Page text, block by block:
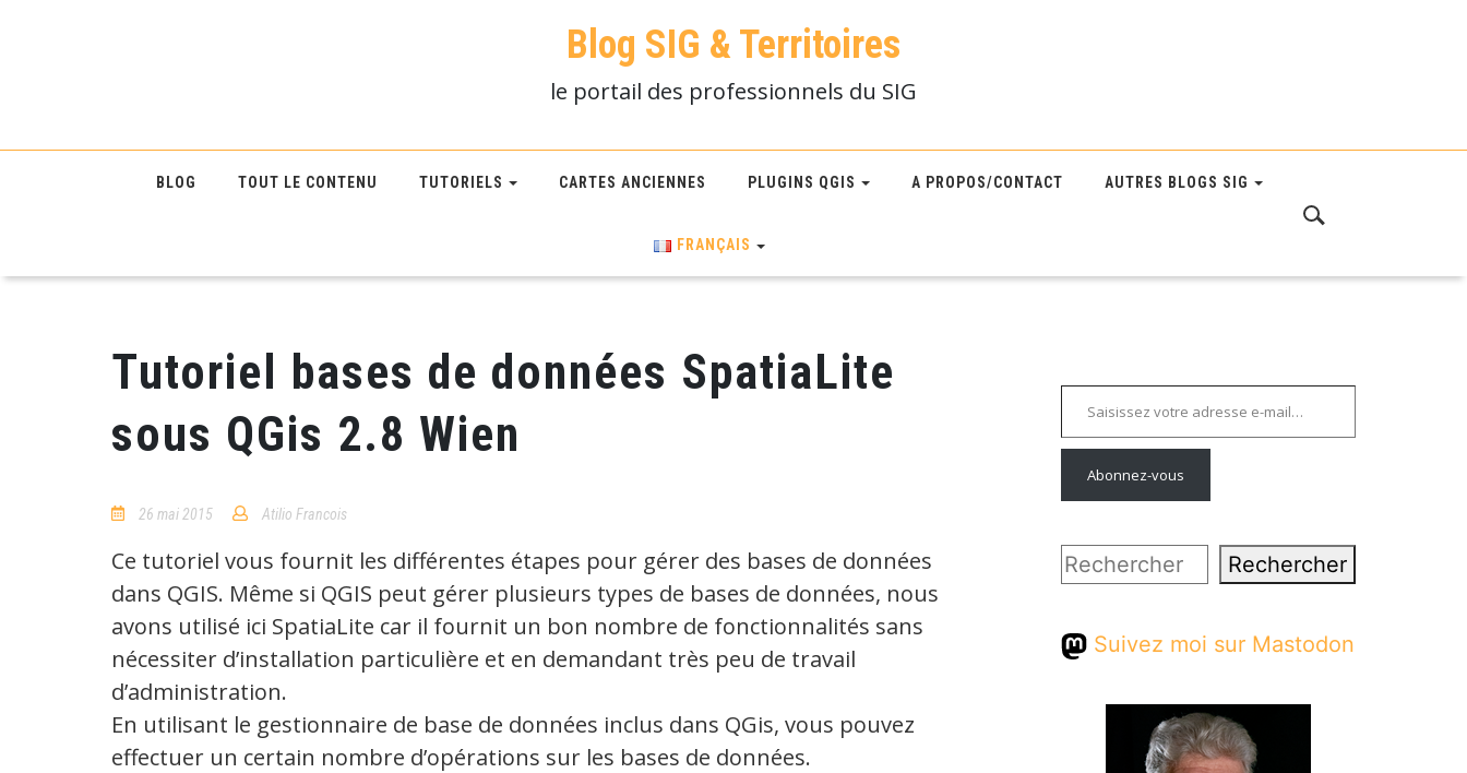
Blog SIG & Territoires
le portail des professionnels du SIG
BLOG TOUT LE CONTENU TUTORIELS CARTES ANCIENNES PLUGINS QGIS A PROPOS/CONTACT AUTRES BLOGS SIG
FRANÇAIS
Tutoriel bases de données SpatiaLite
sous QGis 2.8 Wien
26 mai 2015 Atilio Francois
Ce tutoriel vous fournit les différentes étapes pour gérer des bases de données
dans QGIS. Même si QGIS peut gérer plusieurs types de bases de données, nous
avons utilisé ici SpatiaLite car il fournit un bon nombre de fonctionnalités sans
nécessiter d’installation particulière et en demandant très peu de travail
d’administration.
En utilisant le gestionnaire de base de données inclus dans QGis, vous pouvez
effectuer un certain nombre d’opérations sur les bases de données.
Saisissez votre adresse e-mail…
Abonnez-vous
Rechercher Rechercher
Suivez moi sur Mastodon